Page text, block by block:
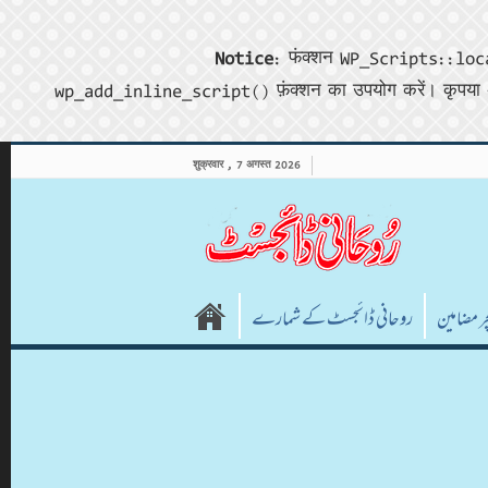
Notice: फंक्शन
wp_add_inline_script() फ़ंक्शन का उपयोग करें। कृपया
शुक्रवार , 7 अगस्त 2026
روحانی ڈائجسٹ کے شمارے مضامین